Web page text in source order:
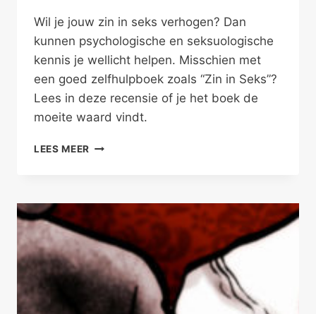
Wil je jouw zin in seks verhogen? Dan
kunnen psychologische en seksuologische
kennis je wellicht helpen. Misschien met
een goed zelfhulpboek zoals “Zin in Seks”?
Lees in deze recensie of je het boek de
moeite waard vindt.
LEES MEER
BED
IN